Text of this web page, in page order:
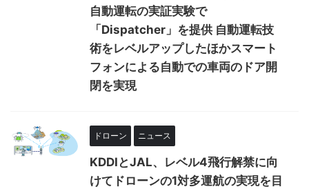
自動運転の実証実験で
「Dispatcher」を提供 自動運転技
術をレベルアップしたほかスマート
フォンによる自動での車両のドア開
閉を実現
ドローン ニュース
KDDIとJAL、レベル4飛行解禁に向
けてドローンの1対多運航の実現を目